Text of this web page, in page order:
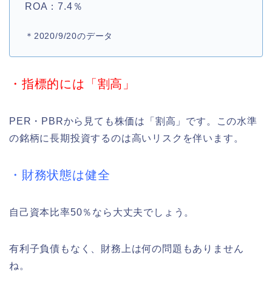
ROA：7.4％
＊2020/9/20のデータ
・指標的には「割高」
PER・PBRから見ても株価は「割高」です。この水準
の銘柄に長期投資するのは高いリスクを伴います。
・財務状態は健全
自己資本比率50％なら大丈夫でしょう。
有利子負債もなく、財務上は何の問題もありません
ね。